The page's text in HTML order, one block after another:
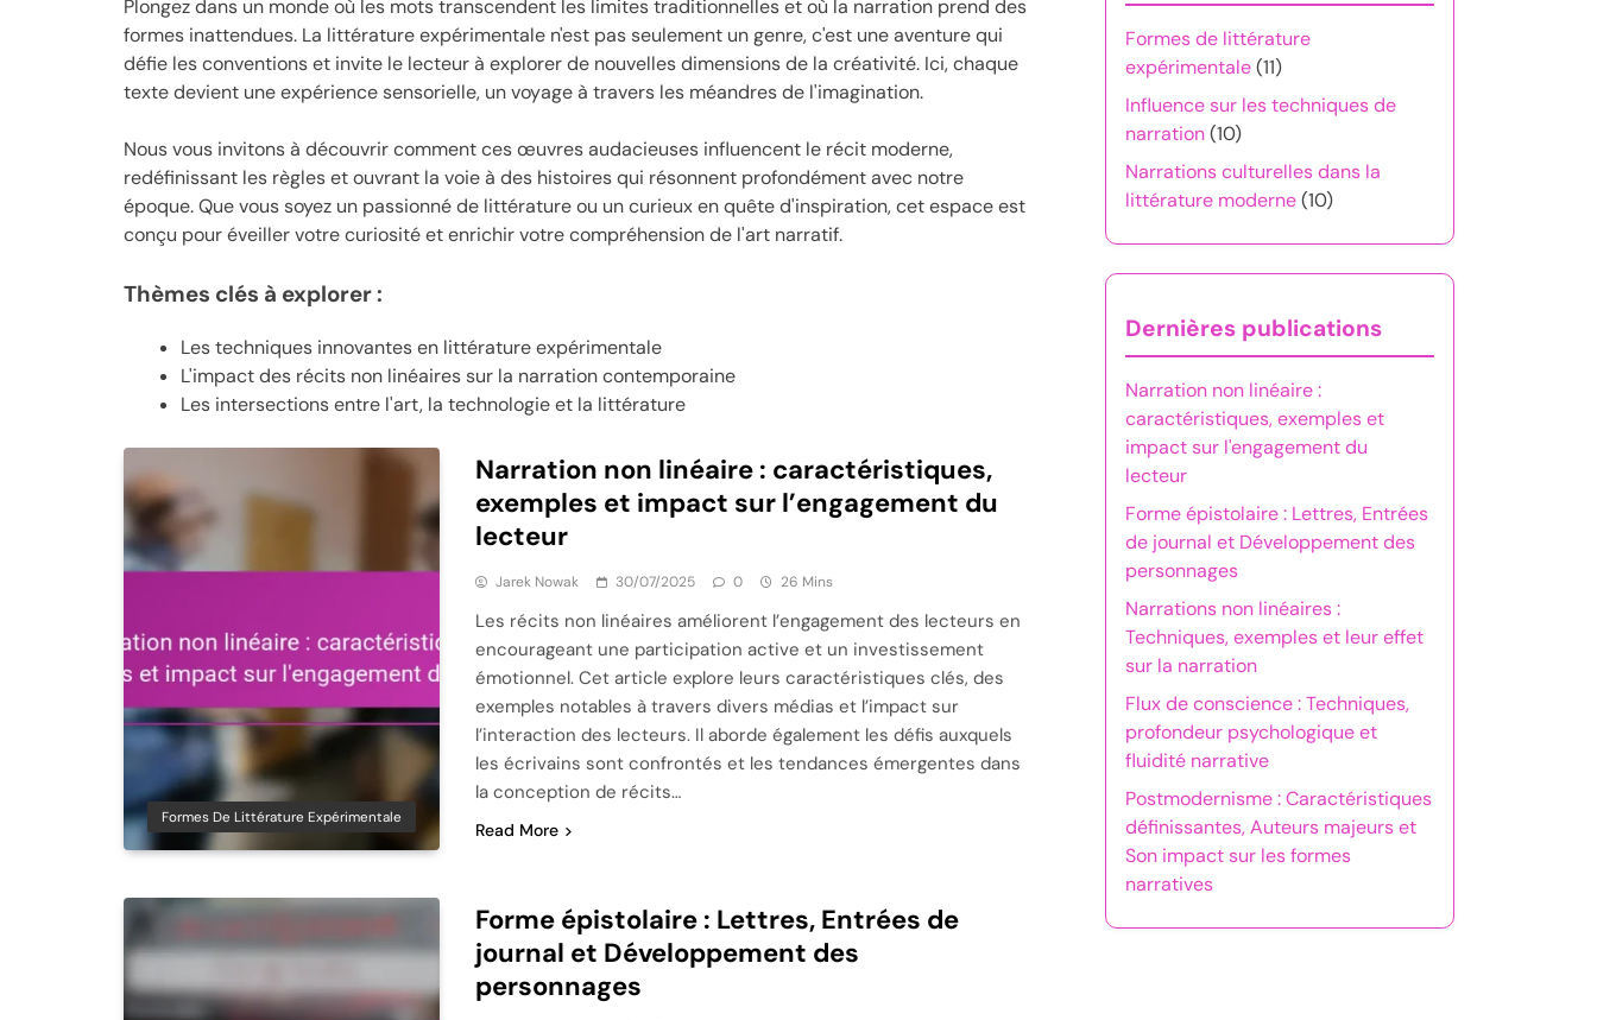
Plongez dans un monde où les mots transcendent les limites traditionnelles et où la narration prend des
formes inattendues. La littérature expérimentale n'est pas seulement un genre, c'est une aventure qui
défie les conventions et invite le lecteur à explorer de nouvelles dimensions de la créativité. Ici, chaque
texte devient une expérience sensorielle, un voyage à travers les méandres de l'imagination.
Nous vous invitons à découvrir comment ces œuvres audacieuses influencent le récit moderne,
redéfinissant les règles et ouvrant la voie à des histoires qui résonnent profondément avec notre
époque. Que vous soyez un passionné de littérature ou un curieux en quête d'inspiration, cet espace est
conçu pour éveiller votre curiosité et enrichir votre compréhension de l'art narratif.
Thèmes clés à explorer :
Les techniques innovantes en littérature expérimentale
L'impact des récits non linéaires sur la narration contemporaine
Les intersections entre l'art, la technologie et la littérature
Formes De Littérature Expérimentale
Narration non linéaire : caractéristiques,
exemples et impact sur l’engagement du
lecteur
Jarek Nowak 30/07/2025 0 26 Mins
Les récits non linéaires améliorent l’engagement des lecteurs en
encourageant une participation active et un investissement
émotionnel. Cet article explore leurs caractéristiques clés, des
exemples notables à travers divers médias et l’impact sur
l’interaction des lecteurs. Il aborde également les défis auxquels
les écrivains sont confrontés et les tendances émergentes dans
la conception de récits…
Read More
Forme épistolaire : Lettres, Entrées de
journal et Développement des
personnages
Formes de littérature
expérimentale(11)
Influence sur les techniques de
narration(10)
Narrations culturelles dans la
littérature moderne(10)
Dernières publications
Narration non linéaire :
caractéristiques, exemples et
impact sur l'engagement du
lecteur
Forme épistolaire : Lettres, Entrées
de journal et Développement des
personnages
Narrations non linéaires :
Techniques, exemples et leur effet
sur la narration
Flux de conscience : Techniques,
profondeur psychologique et
fluidité narrative
Postmodernisme : Caractéristiques
définissantes, Auteurs majeurs et
Son impact sur les formes
narratives